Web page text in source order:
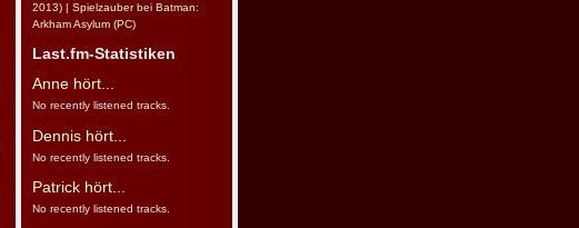
2013) | Spielzauberbei Batman:
Arkham Asylum (PC)
Last.fm-Statistiken
Anne hört...
No recently listened tracks.
Dennis hört...
No recently listened tracks.
Patrick hört...
No recently listened tracks.